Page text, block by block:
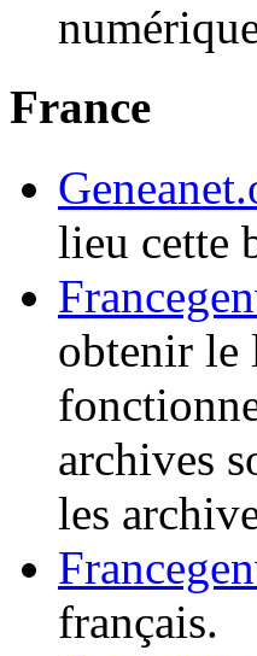
France
lieu cette
obtenir le
archives
les
français.